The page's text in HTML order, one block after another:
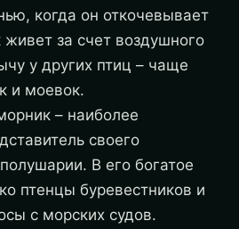
когда он откочевывает
за счет воздушного
у других птиц – чаще
и моевок.
– наиболее
своего
В его богатое
птенцы буревестников и
с морских судов.